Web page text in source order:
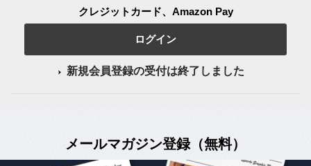
クレジットカード、Amazon Pay
ログイン
新規会員登録の受付は終了しました
メールマガジン登録（無料）